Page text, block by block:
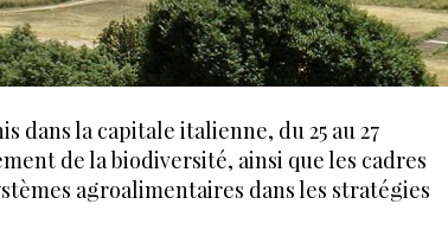
dans la capitale italienne, du 25 au 27
de la biodiversité, ainsi que les cadres
agroalimentaires dans les stratégies